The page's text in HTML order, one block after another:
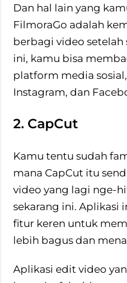
Dan hal lain yang
FilmoraGo adalah
berbagi video setelah
ini, kamu bisa
platform media
Instagram, dan
2. CapCut
Kamu tentu sudah
mana CapCut itu
video yang lagi nge-
sekarang ini. Aplikasi
fitur keren untuk
lebih bagus dan
Aplikasi edit video